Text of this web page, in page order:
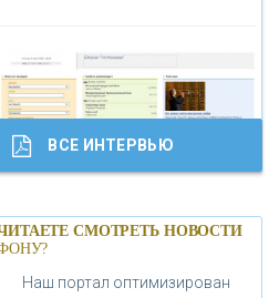
КРЕДИТНЫЙ
обновил логотип впервые за
лет - «Лента новостей»
ВСЕ ИНТЕРВЬЮ
СМОТРЕТЬ НОВОСТИ
Наш портал оптимизирован